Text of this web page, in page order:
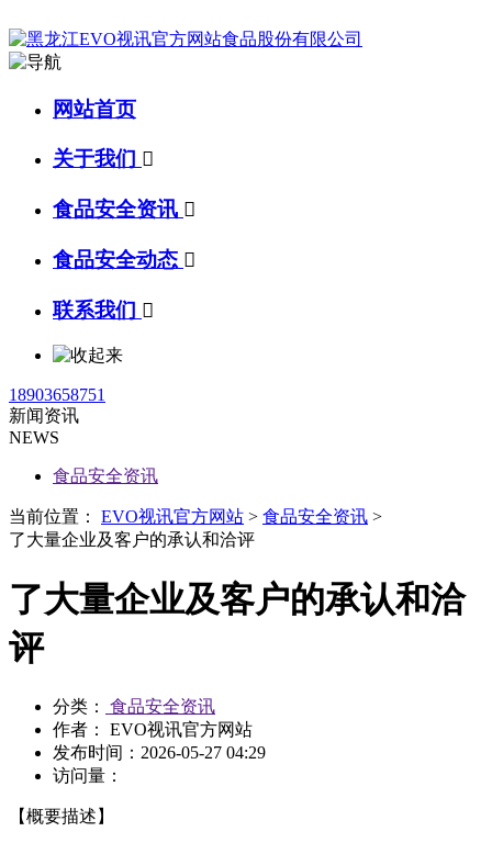
网站首页
关于我们 
食品安全资讯 
食品安全动态 
联系我们 
18903658751
新闻资讯
NEWS
食品安全资讯
当前位置： EVO视讯官方网站 > 食品安全资讯 >
了大量企业及客户的承认和洽评
了大量企业及客户的承认和洽
评
分类：
食品安全资讯
作者： EVO视讯官方网站
发布时间： 2026-05-27 04:29
访问量：
【概要描述】